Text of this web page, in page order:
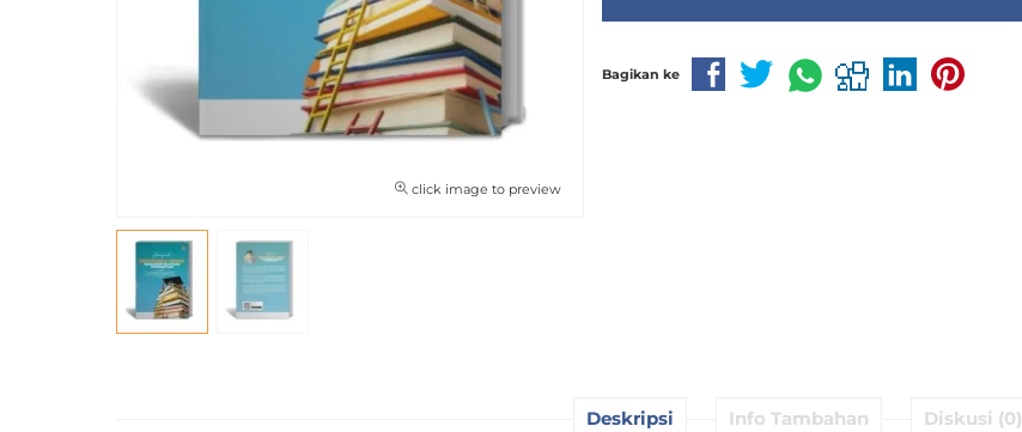
click image to preview
Bagikan ke
Deskripsi Info Tambahan Diskusi (0)